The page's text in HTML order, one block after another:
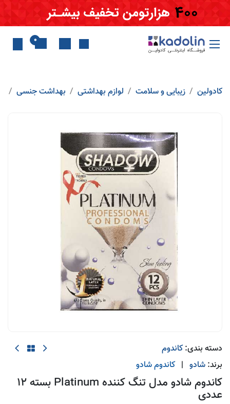
Skip to Content
0
کادولین زیبایی و سلامت لوازم بهداشتی بهداشت جنسی
دسته بندی: کاندوم
برند: شادو | کاندومشادو
کاندوم شادو مدل تنگ کننده Platinum بسته 12
عددی